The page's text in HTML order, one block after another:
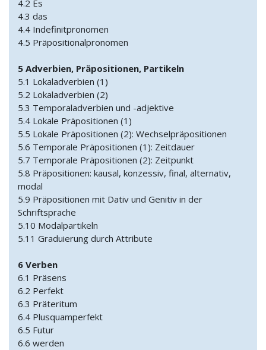
4.2 Es
4.3 das
4.4 Indefinitpronomen
4.5 Präpositionalpronomen
5 Adverbien, Präpositionen, Partikeln
5.1 Lokaladverbien (1)
5.2 Lokaladverbien (2)
5.3 Temporaladverbien und -adjektive
5.4 Lokale Präpositionen (1)
5.5 Lokale Präpositionen (2): Wechselpräpositionen
5.6 Temporale Präpositionen (1): Zeitdauer
5.7 Temporale Präpositionen (2): Zeitpunkt
5.8 Präpositionen: kausal, konzessiv, final, alternativ,
modal
5.9 Präpositionen mit Dativ und Genitiv in der
Schriftsprache
5.10 Modalpartikeln
5.11 Graduierung durch Attribute
6 Verben
6.1 Präsens
6.2 Perfekt
6.3 Präteritum
6.4 Plusquamperfekt
6.5 Futur
6.6 werden